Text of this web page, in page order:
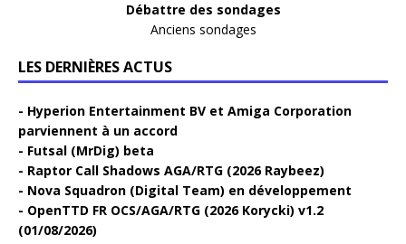
Débattre des sondages
Anciens sondages
LES DERNIÈRES ACTUS
Hyperion Entertainment BV et Amiga Corporation
parviennent à un accord
Futsal (MrDig) beta
Raptor Call Shadows AGA/RTG (2026 Raybeez)
Nova Squadron (Digital Team) en développement
OpenTTD FR OCS/AGA/RTG (2026 Korycki) v1.2
(01/08/2026)